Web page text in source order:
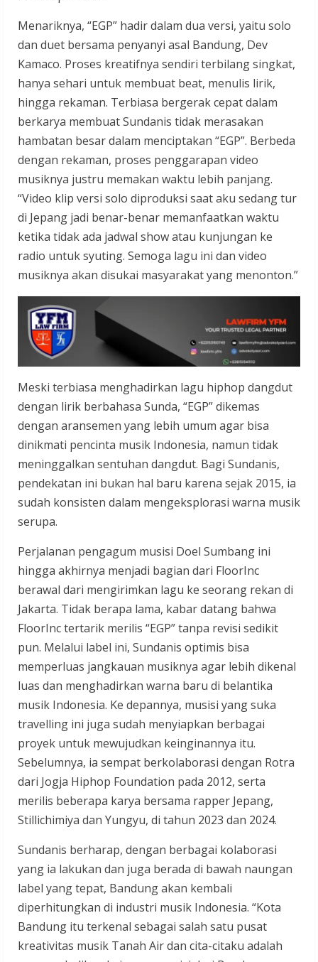
Menariknya, “EGP” hadir dalam dua versi, yaitu solo
dan duet bersama penyanyi asal Bandung, Dev
Kamaco. Proses kreatifnya sendiri terbilang singkat,
hanya sehari untuk membuat beat, menulis lirik,
hingga rekaman. Terbiasa bergerak cepat dalam
berkarya membuat Sundanis tidak merasakan
hambatan besar dalam menciptakan “EGP”. Berbeda
dengan rekaman, proses penggarapan video
musiknya justru memakan waktu lebih panjang.
“Video klip versi solo diproduksi saat aku sedang tur
di Jepang jadi benar-benar memanfaatkan waktu
ketika tidak ada jadwal show atau kunjungan ke
radio untuk syuting. Semoga lagu ini dan video
musiknya akan disukai masyarakat yang menonton.”
Meski terbiasa menghadirkan lagu hiphop dangdut
dengan lirik berbahasa Sunda, “EGP” dikemas
dengan aransemen yang lebih umum agar bisa
dinikmati pencinta musik Indonesia, namun tidak
meninggalkan sentuhan dangdut. Bagi Sundanis,
pendekatan ini bukan hal baru karena sejak 2015, ia
sudah konsisten dalam mengeksplorasi warna musik
serupa.
Perjalanan pengagum musisi Doel Sumbang ini
hingga akhirnya menjadi bagian dari FloorInc
berawal dari mengirimkan lagu ke seorang rekan di
Jakarta. Tidak berapa lama, kabar datang bahwa
FloorInc tertarik merilis “EGP” tanpa revisi sedikit
pun. Melalui label ini, Sundanis optimis bisa
memperluas jangkauan musiknya agar lebih dikenal
luas dan menghadirkan warna baru di belantika
musik Indonesia. Ke depannya, musisi yang suka
travelling ini juga sudah menyiapkan berbagai
proyek untuk mewujudkan keinginannya itu.
Sebelumnya, ia sempat berkolaborasi dengan Rotra
dari Jogja Hiphop Foundation pada 2012, serta
merilis beberapa karya bersama rapper Jepang,
Stillichimiya dan Yungyu, di tahun 2023 dan 2024.
Sundanis berharap, dengan berbagai kolaborasi
yang ia lakukan dan juga berada di bawah naungan
label yang tepat, Bandung akan kembali
diperhitungkan di industri musik Indonesia. “Kota
Bandung itu terkenal sebagai salah satu pusat
kreativitas musik Tanah Air dan cita-citaku adalah